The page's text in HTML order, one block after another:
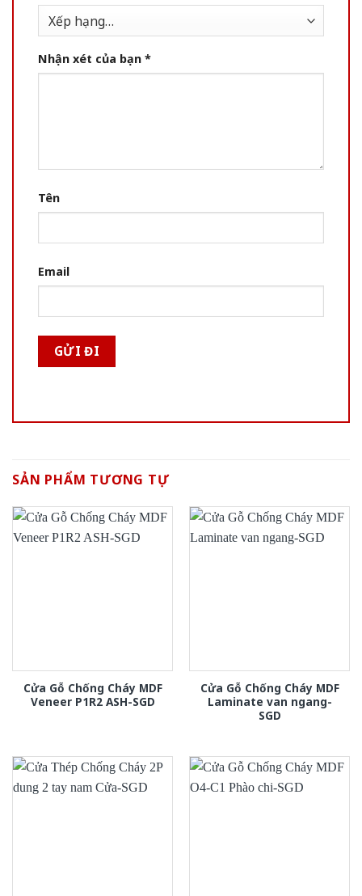
Nhận xét của bạn *
Tên
Email
SẢN PHẨM TƯƠNG TỰ
Cửa Gỗ Chống Cháy MDF
Veneer P1R2 ASH-SGD
Cửa Gỗ Chống Cháy MDF
Laminate van ngang-
SGD